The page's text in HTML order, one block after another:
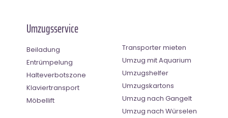
Umzugsservice
Beiladung
Entrümpelung
Halteverbotszone
Klaviertransport
Möbellift
Transporter mieten
Umzug mit Aquarium
Umzugshelfer
Umzugskartons
Umzug nach Gangelt
Umzug nach Würselen